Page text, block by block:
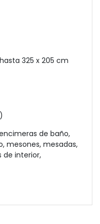
325 x 205 cm
de baño,
mesones, mesadas,
de interior,